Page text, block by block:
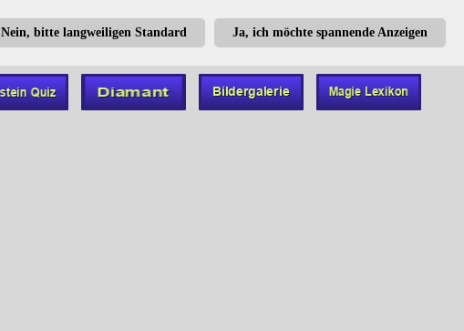
Ja, ich möchte spannende Anzeigen
Nein, bitte langweiligen Standard